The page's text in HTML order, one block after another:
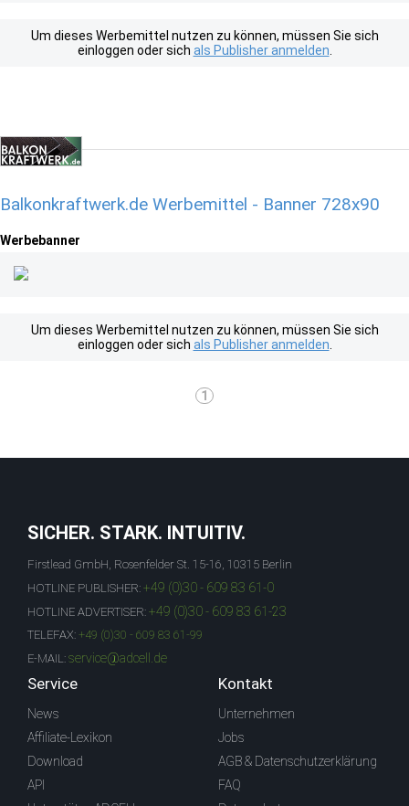
Um dieses Werbemittel nutzen zu können, müssen Sie sich
einloggen oder sich als Publisher anmelden
Balkonkraftwerk.de Werbemittel - Banner 728x90
Werbebanner
Um dieses Werbemittel nutzen zu können, müssen Sie sich
einloggen oder sich als Publisher anmelden
1
SICHER. STARK. INTUITIV.
Firstlead GmbH, Rosenfelder St. 15-16, 10315 Berlin
HOTLINE PUBLISHER: +49 (0)30 - 609 83 61-0
HOTLINE ADVERTISER: +49 (0)30 - 609 83 61-23
TELEFAX: +49 (0)30 - 609 83 61-99
E-MAIL: service@adcell.de
Service
News
Affiliate-Lexikon
Download
API
Kontakt
Unternehmen
Jobs
AGB & Datenschutzerklärung
FAQ